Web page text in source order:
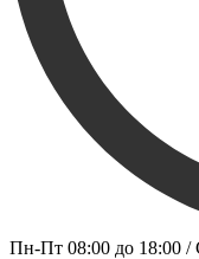
Пн-Пт 08:00 до 18:00 /